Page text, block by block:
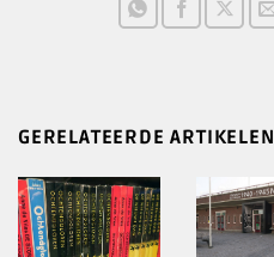
GERELATEERDE ARTIKELEN